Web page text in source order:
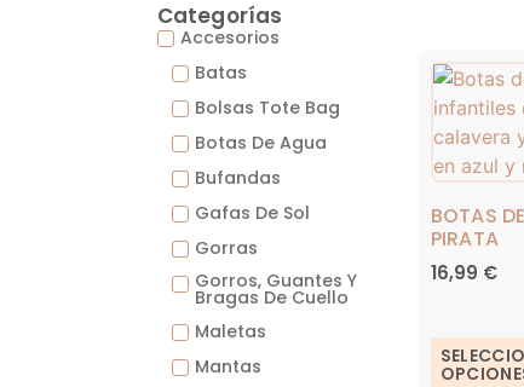
Categorías
Accesorios
Batas
Bolsas Tote Bag
Botas De Agua
Bufandas
Gafas De Sol
Gorras
Gorros, Guantes Y
Bragas De Cuello
Maletas
Mantas
BOTAS
PIRATA
16,99 €